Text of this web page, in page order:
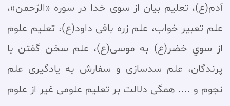
آدم(ع)، تعليم بيان از سوی خدا در سوره «الرّحمن»،
علم تعبير خواب، علم زره بافی داود(ع)، تعليم علوم
از سوي خضر(ع) به موسی(ع)، علم سخن گفتن با
پرندگان، علم سدسازی و سفارش به يادگيری علم
نجوم و .... همگی دلالت بر تعليم علومی غير از علوم